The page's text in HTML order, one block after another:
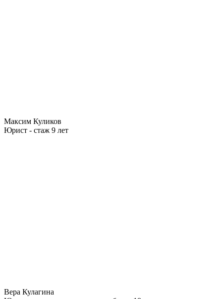
Максим Куликов
Юрист - стаж 9 лет
Вера Кулагина